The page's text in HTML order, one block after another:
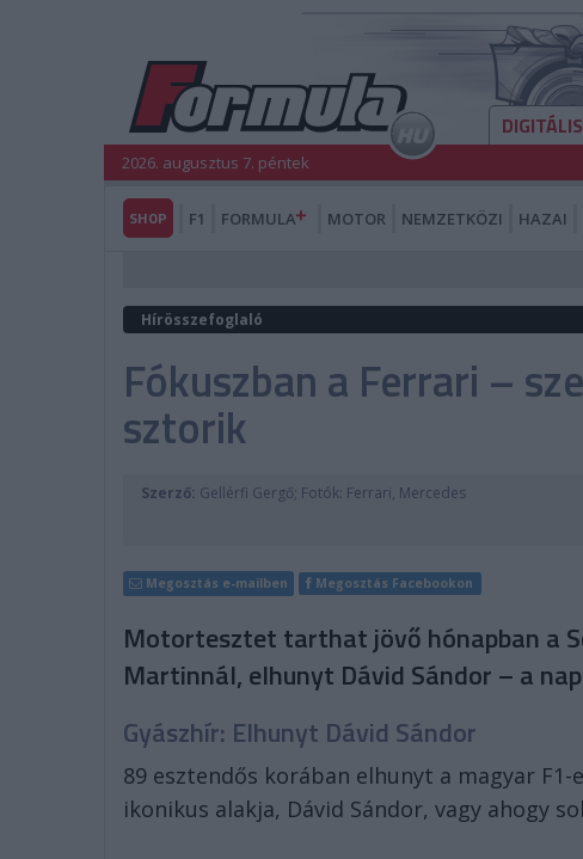
2026. augusztus 7. péntek
SHOP F1 FORMULA MOTOR NEMZETKÖZI HAZAI
Hírösszefoglaló
Fókuszban a Ferrari –
sztorik
Szerző: Gellérfi Gergő; Fotók: Ferrari, Mercedes
Megosztás e-mailben Megosztás Facebookon
Motortesztet tarthat jövő hónapban a
Martinnál, elhunyt Dávid Sándor – a
Gyászhír: Elhunyt Dávid Sándor
89 esztendős korában elhunyt a magyar
ikonikus alakja, Dávid Sándor, vagy ahogy